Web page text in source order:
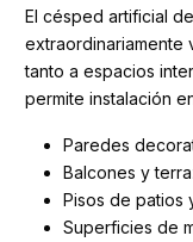
El césped artificial
extraordinariamente
tanto a espacios
permite instalación
Paredes
Balcones y
Pisos de patios
Superficies de